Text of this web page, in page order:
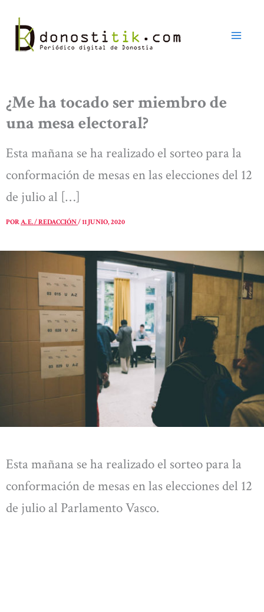
contenido
¿Me ha tocado ser miembro de
una mesa electoral?
Esta mañana se ha realizado el sorteo para la
conformación de mesas en las elecciones del 12
de julio al […]
PORA. E. / REDACCIÓN/11 JUNIO, 2020
Esta mañana se ha realizado el sorteo para la
conformación de mesas en las elecciones del 12
de julio al Parlamento Vasco.